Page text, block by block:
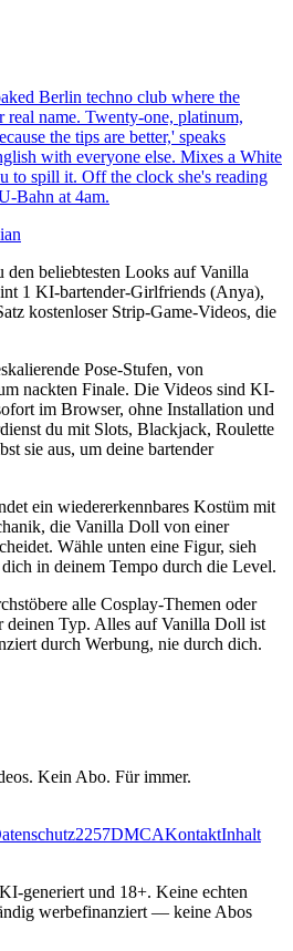
Berlin techno club where the
real name. Twenty-one, platinum,
the tips are better,' speaks
with everyone else. Mixes a White
to spill it. Off the clock she's reading
Bahn at 4am.
den beliebtesten Looks auf Vanilla
1 KI-bartender-Girlfriends (Anya),
kostenloser Strip-Game-Videos, die
Pose-Stufen, von
nackten Finale. Die Videos sind KI-
im Browser, ohne Installation und
du mit Slots, Blackjack, Roulette
sie aus, um deine bartender
ein wiedererkennbares Kostüm mit
die Vanilla Doll von einer
Wähle unten eine Figur, sieh
in deinem Tempo durch die Level.
alle Cosplay-Themen oder
deinen Typ. Alles auf Vanilla Doll ist
durch Werbung, nie durch dich.
Kein Abo. Für immer.
2257DMCAKontaktInhalt
generiert und 18+. Keine echten
werbefinanziert — keine Abos